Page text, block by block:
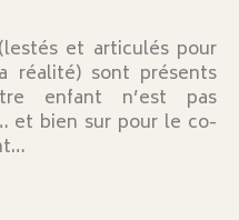
et articulés pour
réalité) sont présents
enfant n’est pas
et bien sur pour le co-